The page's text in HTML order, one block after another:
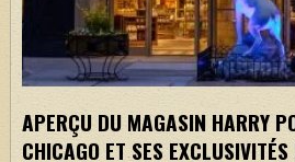
APERÇU DU MAGASIN HARRY
CHICAGO ET SES